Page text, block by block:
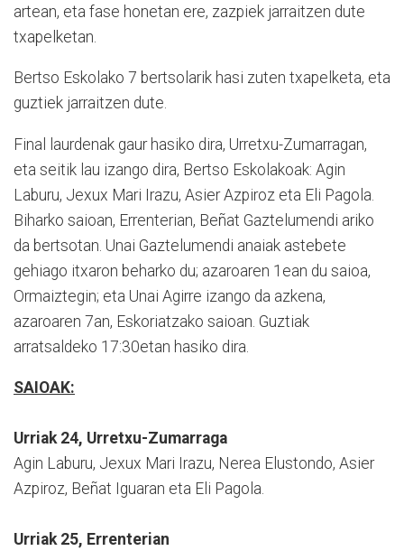
artean, eta fase honetan ere, zazpiek ja­rraitzen dute
txapelketan.
Bertso Eskolako 7 bertsolarik hasi zuten txapelketa, eta
guztiek jarraitzen dute.
Final laurdenak gaur hasiko dira, Urretxu-Zu­ma­rragan,
eta seitik lau izango dira, Bertso Eskolakoak: Agin
Laburu, Jexux Mari Irazu, Asier Azpiroz eta Eli Pagola.
Biharko saioan, Errenterian, Beñat Gaztelumendi ariko
da bertsotan. Unai Gaztelumendi anaiak astebete
gehiago itxaron beharko du; aza­roaren 1ean du saioa,
Or­maiztegin; eta Unai Agirre izango da azkena,
azaroaren 7an, Eskoriatzako saioan. Guztiak
arratsaldeko 17:30­etan hasiko dira.
SAIOAK:
Urriak 24, Urretxu-Zumarraga
Agin Laburu, Jexux Mari Irazu, Nerea Elustondo, Asier
Azpiroz, Beñat Iguaran eta Eli Pagola.
Urriak 25, Errenterian